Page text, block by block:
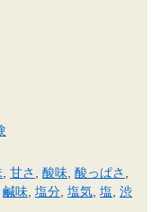
甘さ 酸味 酸っぱさ
鹹味 塩分 塩気 塩 渋